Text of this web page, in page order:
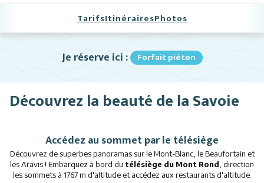
Animations
TarifsItinérairesPhotos
Je réserve ici : Forfait piéton
Découvrez la beauté de la Savoie
Accédez au sommet par le télésiège
Découvrez de superbes panoramas sur le Mont-Blanc, le Beaufortain et
les Aravis ! Embarquez à bord du télésiège du Mont Rond , direction
les sommets à 1767 m d'altitude et accédez aux restaurants d'altitude.